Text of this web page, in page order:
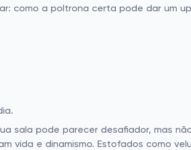
como a poltrona certa pode dar um
sala pode parecer desafiador, mas
vida e dinamismo. Estofados como